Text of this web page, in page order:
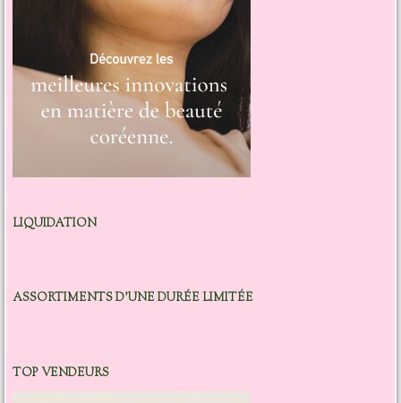
LIQUIDATION
ASSORTIMENTS D’UNE DURÉE LIMITÉE
TOP VENDEURS